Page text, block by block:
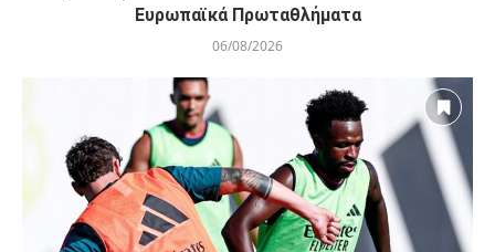
Ευρωπαϊκά Πρωταθλήματα
06/08/2026